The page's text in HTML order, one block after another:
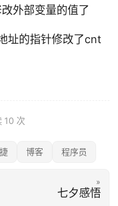
外部变量的值了
址的指针修改了cnt
10 次
博客 程序员
»
七夕感悟